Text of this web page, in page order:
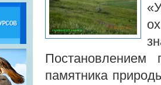
памятника